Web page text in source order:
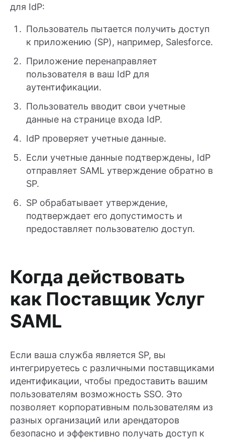
для IdP:
Пользователь пытается получить доступ
к приложению (SP), например, Salesforce.
Приложение перенаправляет
пользователя в ваш IdP для
аутентификации.
Пользователь вводит свои учетные
данные на странице входа IdP.
IdP проверяет учетные данные.
Если учетные данные подтверждены, IdP
отправляет SAML утверждение обратно в
SP.
SP обрабатывает утверждение,
подтверждает его допустимость и
предоставляет пользователю доступ.
Когда действовать
как Поставщик Услуг
SAML
Если ваша служба является SP, вы
интегрируетесь с различными поставщиками
идентификации, чтобы предоставить вашим
пользователям возможность SSO. Это
позволяет корпоративным пользователям из
разных организаций или арендаторов
безопасно и эффективно получать доступ к